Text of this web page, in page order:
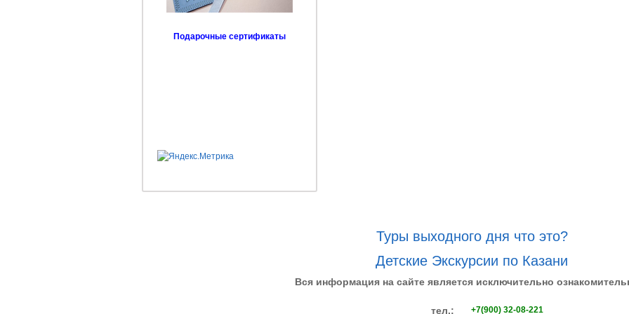
Подарочные сертификаты
Туры выходного дня что это?
Детские Экскурсии по Казани
Вся информация на сайте является исключительно
тел.: +7(900) 32-08-221